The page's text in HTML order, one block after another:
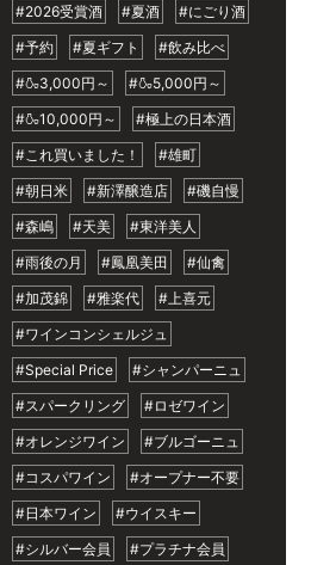
#2026受賞酒
#夏酒
#にごり酒
#予約
#夏ギフト
#飲み比べ
#🍶3,000円～
#🍶5,000円～
#🍶10,000円～
#極上の日本酒
#これ買いました！
#雄町
#朝日米
#新澤醸造店
#磯自慢
#森嶋
#天美
#東洋美人
#雨後の月
#鳳凰美田
#仙禽
#加茂錦
#雅楽代
#上喜元
#ワインコンシェルジュ
#Special Price
#シャンパーニュ
#スパークリング
#ロゼワイン
#オレンジワイン
#ブルゴーニュ
#コスパワイン
#オープナー不要
#日本ワイン
#ウイスキー
#シルバー会員
#プラチナ会員